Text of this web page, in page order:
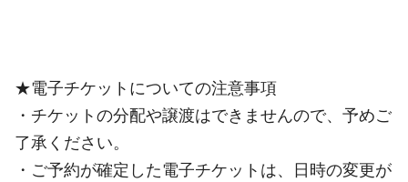
★電子チケットについての注意事項
・チケットの分配や譲渡はできませんので、予めご
了承ください。
・ご予約が確定した電子チケットは、日時の変更が